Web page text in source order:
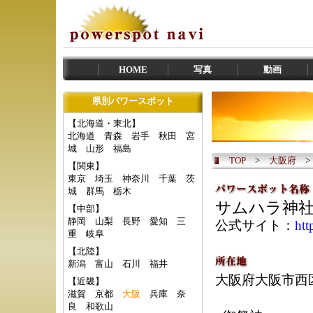
HOME 写真 動画
県別パワースポット
【北海道・東北】
北海道
青森 岩手 秋田
宮
城
山形
福島
【関東】
東京
埼玉 神奈川 千葉
茨
城
群馬
栃木
【中部】
静岡
山梨 長野 愛知
三
重
岐阜
【北陸】
新潟
富山 石川
福井
【近畿】
滋賀
京都 大阪 兵庫
奈
良
和歌山
TOP>大阪府
サムハラ神
公式サイト：
大阪府大阪市西